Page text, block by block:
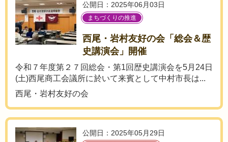
公開日：2025年06月03日
まちづくりの推進
西尾・岩村友好の会「総会＆歴
史講演会」開催
令和７年度第２７回総会・第1回歴史講演会を5月24日
(土)西尾商工会議所に於いて来賓として中村市長は...
西尾・岩村友好の会
公開日：2025年05月29日